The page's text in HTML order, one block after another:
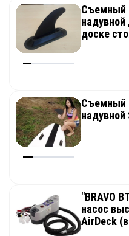
Съемный
надувной
доске
Съемный
надувной
"BRAVO
насос
AirDeck